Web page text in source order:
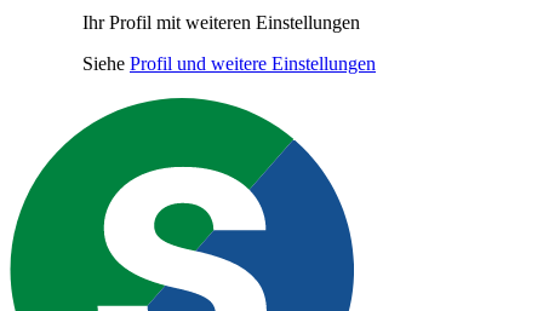
Ihr Profil mit weiteren Einstellungen
Siehe Profil und weitere Einstellungen